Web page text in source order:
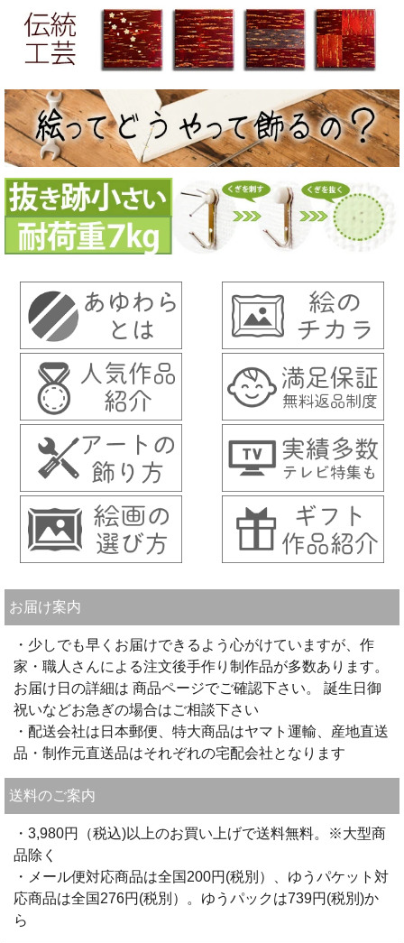
お届け案内
・少しでも早くお届けできるよう心がけていますが、作
家・職人さんによる注文後手作り制作品が多数あります。
お届け日の詳細は 商品ページでご確認下さい。 誕生日御
祝いなどお急ぎの場合はご相談下さい
・配送会社は日本郵便、特大商品はヤマト運輸、産地直送
品・制作元直送品はそれぞれの宅配会社となります
送料のご案内
・3,980円（税込)以上のお買い上げで送料無料。※大型商
品除く
・メール便対応商品は全国200円(税別）、ゆうパケット対
応商品は全国276円(税別）。ゆうパックは739円(税別)か
ら